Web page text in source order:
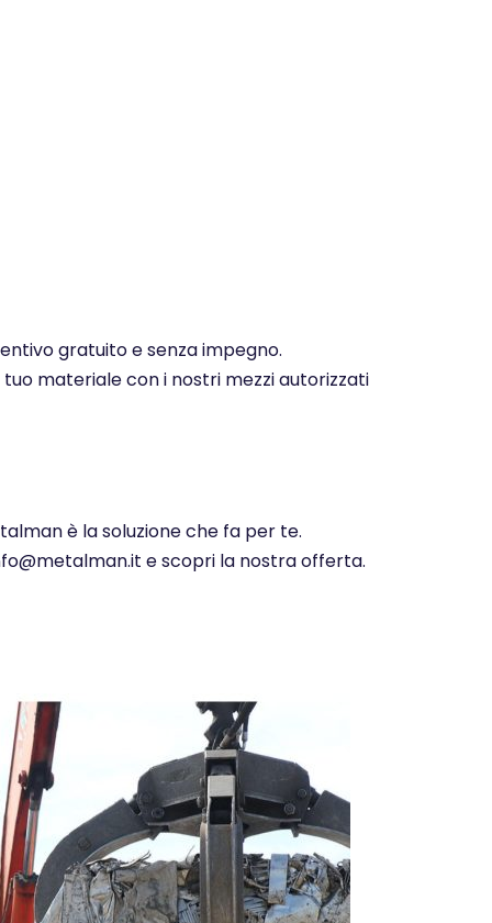
gratuito e senza impegno.
materiale con i nostri mezzi autorizzati
è la soluzione che fa per te.
e scopri la nostra offerta.